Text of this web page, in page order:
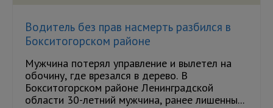
Водитель без прав насмерть разбился в
Бокситогорском районе
Мужчина потерял управление и вылетел на
обочину, где врезался в дерево. В
Бокситогорском районе Ленинградской
области 30-летний мужчина, ранее лишенны...